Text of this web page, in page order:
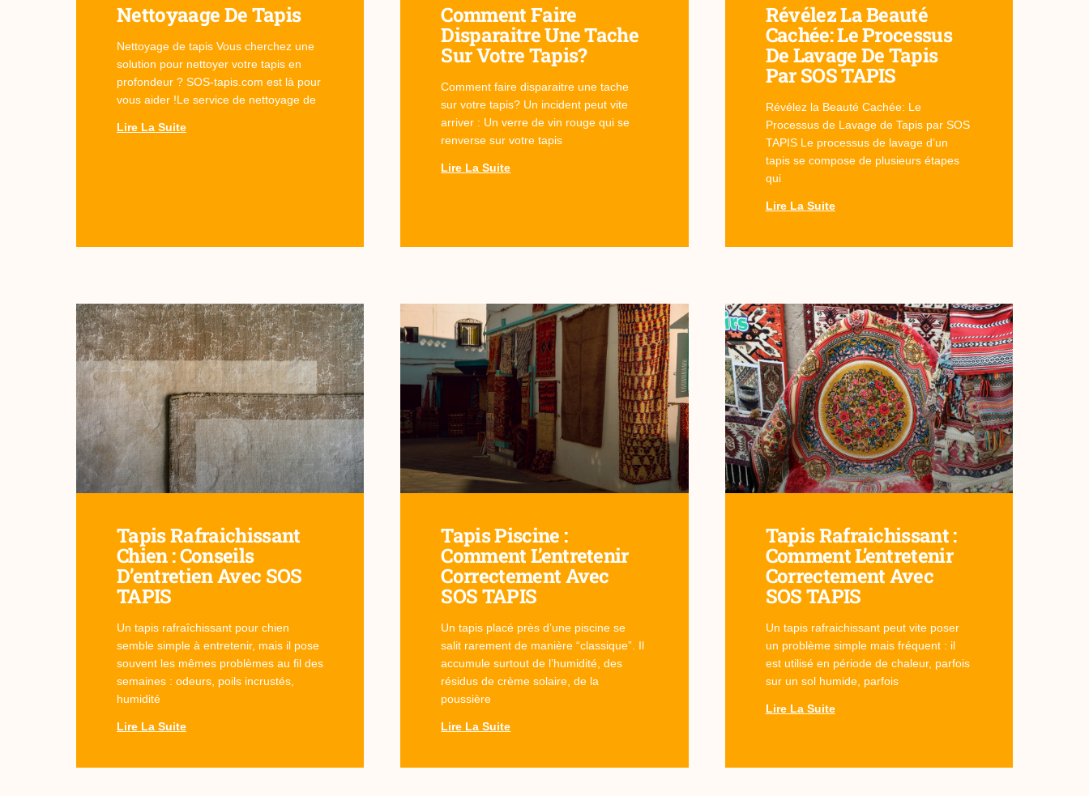
Nettoyaage De Tapis
Nettoyage de tapis Vous cherchez une
solution pour nettoyer votre tapis en
profondeur ? SOS-tapis.com est là pour
vous aider !Le service de nettoyage de
Lire La Suite
Comment Faire
Disparaitre Une Tache
Sur Votre Tapis?
Comment faire disparaitre une tache
sur votre tapis? Un incident peut vite
arriver : Un verre de vin rouge qui se
renverse sur votre tapis
Lire La Suite
Révélez La Beauté
Cachée: Le Processus
De Lavage De Tapis
Par SOS TAPIS
Révélez la Beauté Cachée: Le
Processus de Lavage de Tapis par SOS
TAPIS Le processus de lavage d’un
tapis se compose de plusieurs étapes
qui
Lire La Suite
Tapis Rafraichissant
Chien : Conseils
D’entretien Avec SOS
TAPIS
Un tapis rafraîchissant pour chien
semble simple à entretenir, mais il pose
souvent les mêmes problèmes au fil des
semaines : odeurs, poils incrustés,
humidité
Lire La Suite
Tapis Piscine :
Comment L’entretenir
Correctement Avec
SOS TAPIS
Un tapis placé près d’une piscine se
salit rarement de manière “classique”. Il
accumule surtout de l’humidité, des
résidus de crème solaire, de la
poussière
Lire La Suite
Tapis Rafraichissant :
Comment L’entretenir
Correctement Avec
SOS TAPIS
Un tapis rafraichissant peut vite poser
un problème simple mais fréquent : il
est utilisé en période de chaleur, parfois
sur un sol humide, parfois
Lire La Suite